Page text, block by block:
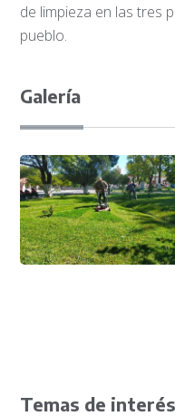
de limpieza en las tres
pueblo.
Galería
Temas de interés